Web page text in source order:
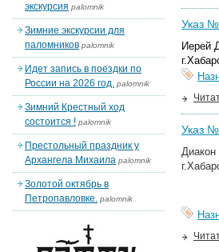
Указ №
Иерей
Указ №
Диакон
экскурсия palomnik
Зимние экскурсии для
паломников palomnik
Идет запись в поездки по
России на 2026 год. palomnik
Зимний Крестный ход
состоится ! palomnik
Престольный праздник у
Архангела Михаила palomnik
Золотой октябрь в
Петропавловке. palomnik